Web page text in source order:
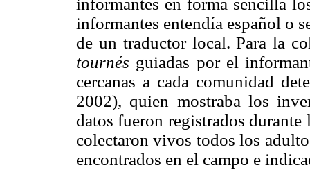
informantes en forma sencilla
informantes entendía español o
de un traductor local. Para la
tournés guiadas por el
cercanas a cada comunidad
2002), quien mostraba los
datos fueron registrados
colectaron vivos todos los
encontrados en el campo e